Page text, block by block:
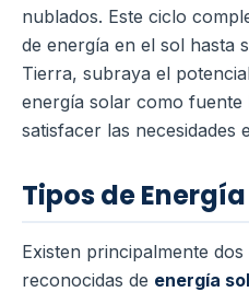
nublados. Este ciclo
de energía en el sol hasta
Tierra, subraya el
energía solar como fuente
satisfacer las necesidades
Tipos de
Existen principalmente
reconocidas de energía